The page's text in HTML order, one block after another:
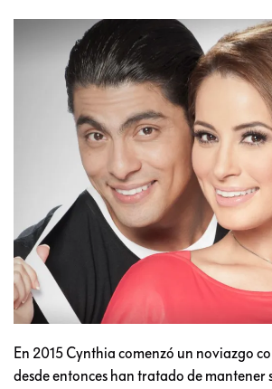
En 2015 Cynthia comenzó un noviazgo
desde entonces han tratado de mantener